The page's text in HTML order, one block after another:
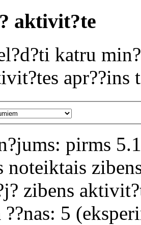
aktivit?te
katru
apr??ins
pirms
noteiktais
zibens
5